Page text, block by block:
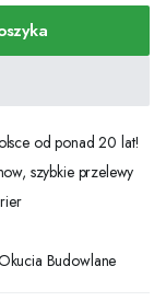
od ponad 20 lat!
szybkie przelewy
Budowlane